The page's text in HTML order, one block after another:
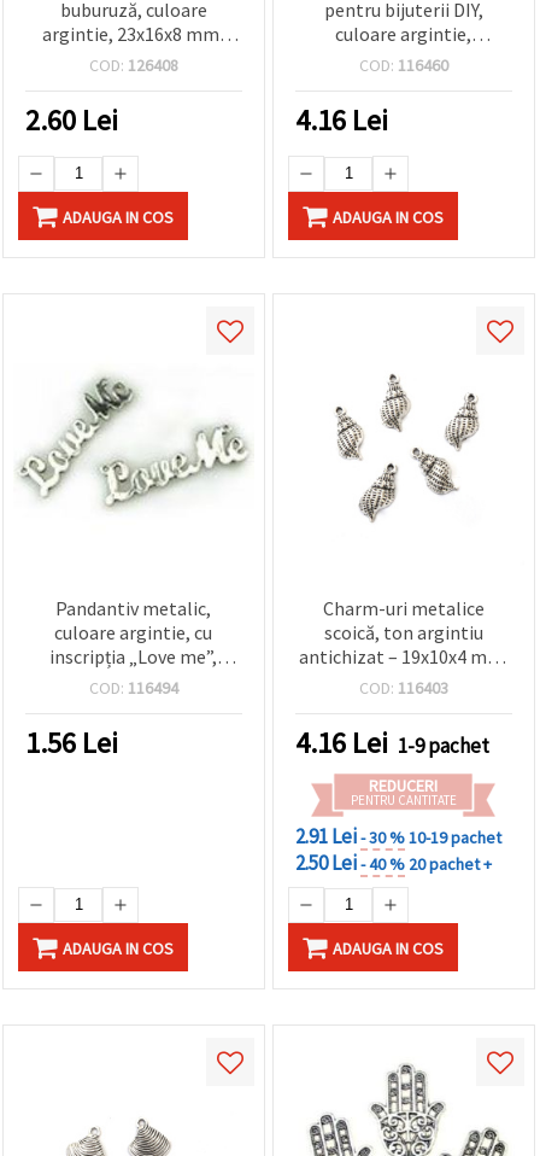
buburuză, culoare
argintie, 23x16x8 mm,
orificiu 2 mm, pentru
COD: 126408
2.60 Lei
ADAUGA IN COS
pentru bijuterii DIY,
culoare argintie,
14x27x3,5 mm, orificiu 1,5
COD: 116460
4.16 Lei
ADAUGA IN COS
Pandantiv metalic,
culoare argintie, cu
inscripția „Love me”,
51x15x2 mm, orificiu: 2
handmade
COD: 116494
1.56 Lei
ADAUGA IN COS
Charm-uri metalice
scoică, ton argintiu
antichizat – 19x10x4 mm,
gaură 1 mm, set de 10
handmade DIY
COD: 116403
4.16 Lei 1-9 pachet
REDUCERI
PENTRU CANTITATE
2.91 Lei- 30 %10-19 pachet
2.50 Lei- 40 % 20 pachet +
ADAUGA IN COS